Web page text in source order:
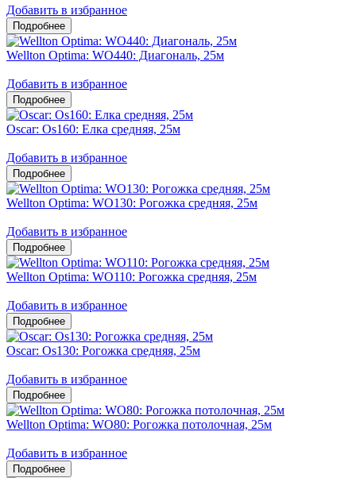
Добавить в избранное
Wellton Optima: WO440: Диагональ, 25м
Добавить в избранное
Oscar: Os160: Елка средняя, 25м
Добавить в избранное
Wellton Optima: WO130: Рогожка средняя, 25м
Добавить в избранное
Wellton Optima: WO110: Рогожка средняя, 25м
Добавить в избранное
Oscar: Os130: Рогожка средняя, 25м
Добавить в избранное
Wellton Optima: WO80: Рогожка потолочная, 25м
Добавить в избранное